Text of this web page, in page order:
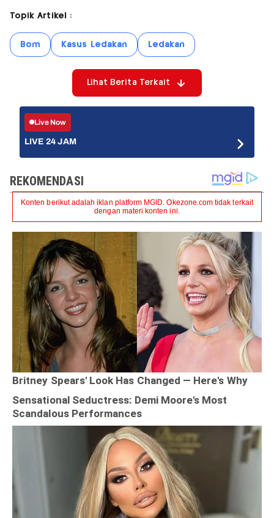
Topik Artikel :
Bom Kasus Ledakan Ledakan
Lihat Berita Terkait
Live Now
LIVE 24 JAM